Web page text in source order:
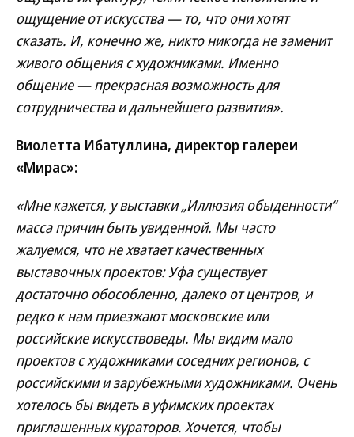
ощущение от искусства — то, что они хотят
сказать. И, конечно же, никто никогда не заменит
живого общения с художниками. Именно
общение — прекрасная возможность для
сотрудничества и дальнейшего развития».
Виолетта Ибатуллина, директор галереи
«Мирас»:
«Мне кажется, у выставки „Иллюзия обыденности“
масса причин быть увиденной. Мы часто
жалуемся, что не хватает качественных
выставочных проектов: Уфа существует
достаточно обособленно, далеко от центров, и
редко к нам приезжают московские или
российские искусствоведы. Мы видим мало
проектов с художниками соседних регионов, с
российскими и зарубежными художниками. Очень
хотелось бы видеть в уфимских проектах
приглашенных кураторов. Хочется, чтобы